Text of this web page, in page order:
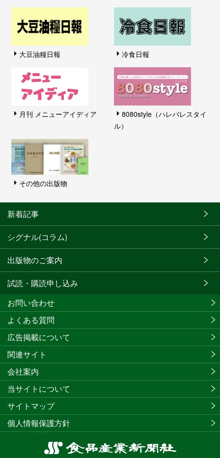
大豆油糧日報 冷食日報
月刊 メニューアイディア
8080style（ハレバレスタイ
ル）
その他の出版物
新着記事
シグナル(コラム)
出版物のご案内
試読・購読申し込み
食
お問い合わせ
よくある質問
広告掲載について
関連サイト
会社案内
当サイトについて
サイトマップ
個人情報保護方針